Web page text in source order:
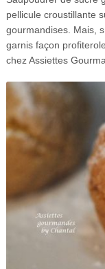
pellicule croustillante
gourmandises. Mais,
garnis façon
chez Assiettes